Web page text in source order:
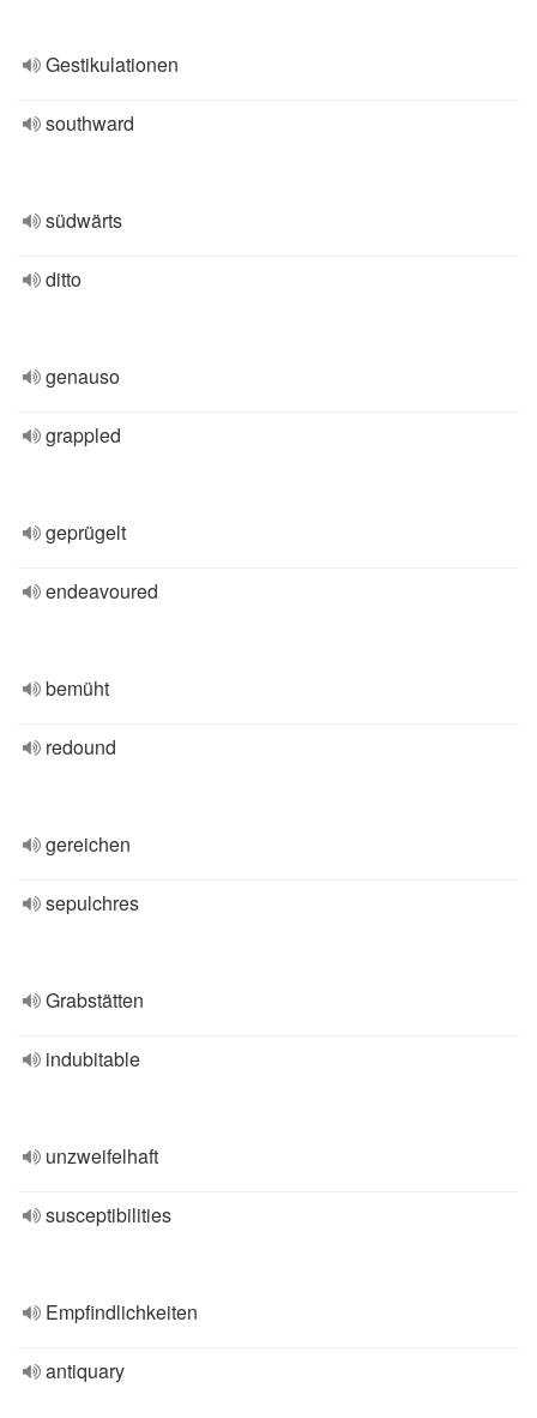
Gestikulationen
southward
südwärts
ditto
genauso
grappled
geprügelt
endeavoured
bemüht
redound
gereichen
sepulchres
Grabstätten
indubitable
unzweifelhaft
susceptibilities
Empfindlichkeiten
antiquary